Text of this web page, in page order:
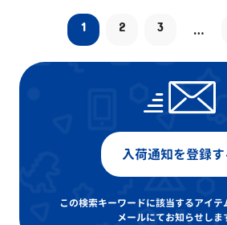
1 2 3 …
入荷通知を登録す
この検索キーワードに該当するアイテ
メールにてお知らせしま